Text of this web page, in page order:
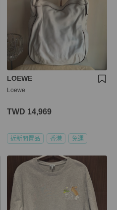
LOEWE
Loewe
TWD 14,969
近新閒置品 香港 免運